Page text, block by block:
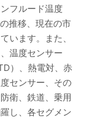
フルード温度
推移、現在の市
います。また、
温度センサー
）、熱電対、赤
センサー、その
衛、鉄道、乗用
し、各セグメン